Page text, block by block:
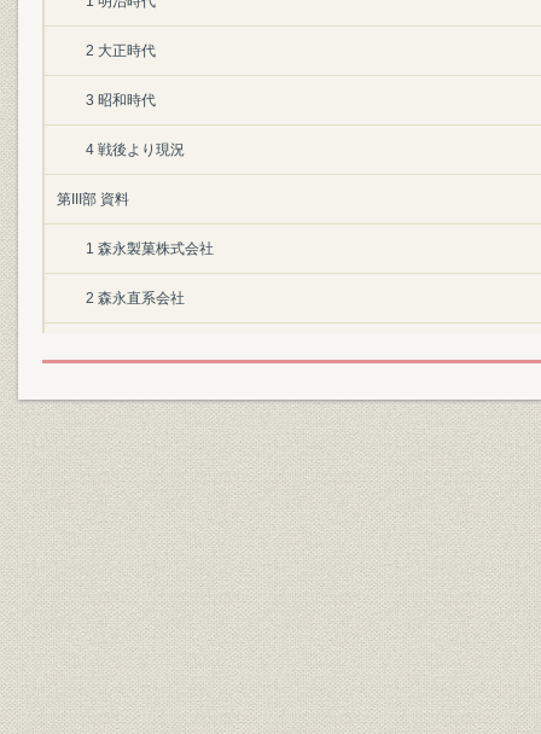
2 大正時代
3 昭和時代
4 戦後より現況
第III部 資料
1 森永製菓株式会社
2 森永直系会社
森永薬品株式会社
森永醸造株式会社
森永商事株式会社
3 年表
4 役職員名録